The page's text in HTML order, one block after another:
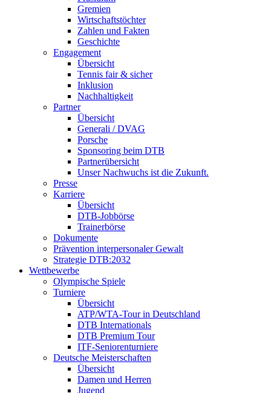
Gremien
Wirtschaftstöchter
Zahlen und Fakten
Geschichte
Engagement
Übersicht
Tennis fair & sicher
Inklusion
Nachhaltigkeit
Partner
Übersicht
Generali / DVAG
Porsche
Sponsoring beim DTB
Partnerübersicht
Unser Nachwuchs ist die Zukunft.
Presse
Karriere
Übersicht
DTB-Jobbörse
Trainerbörse
Dokumente
Prävention interpersonaler Gewalt
Strategie DTB:2032
Wettbewerbe
Olympische Spiele
Turniere
Übersicht
ATP/WTA-Tour in Deutschland
DTB Internationals
DTB Premium Tour
ITF-Seniorenturniere
Deutsche Meisterschaften
Übersicht
Damen und Herren
Jugend